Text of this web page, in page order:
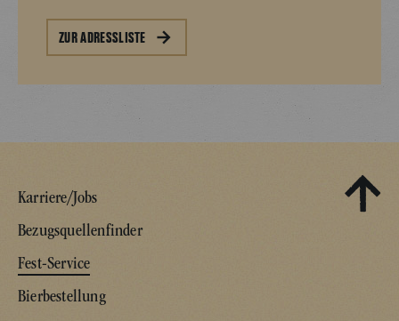
ZUR ADRESSLISTE
Karriere/Jobs
Bezugsquellenfinder
Fest-Service
Bierbestellung